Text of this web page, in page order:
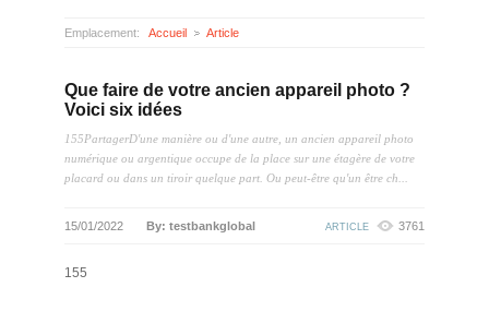
Emplacement: Accueil Article
Que faire de votre ancien appareil photo ?
Voici six idées
155PartagerD'une manière ou d'une autre, un ancien appareil photo
numérique ou argentique occupe de la place sur une étagère de votre
placard ou dans un tiroir quelque part. Ou peut-être qu'un être ch...
15/01/2022 By: testbankglobal ARTICLE 3761
155